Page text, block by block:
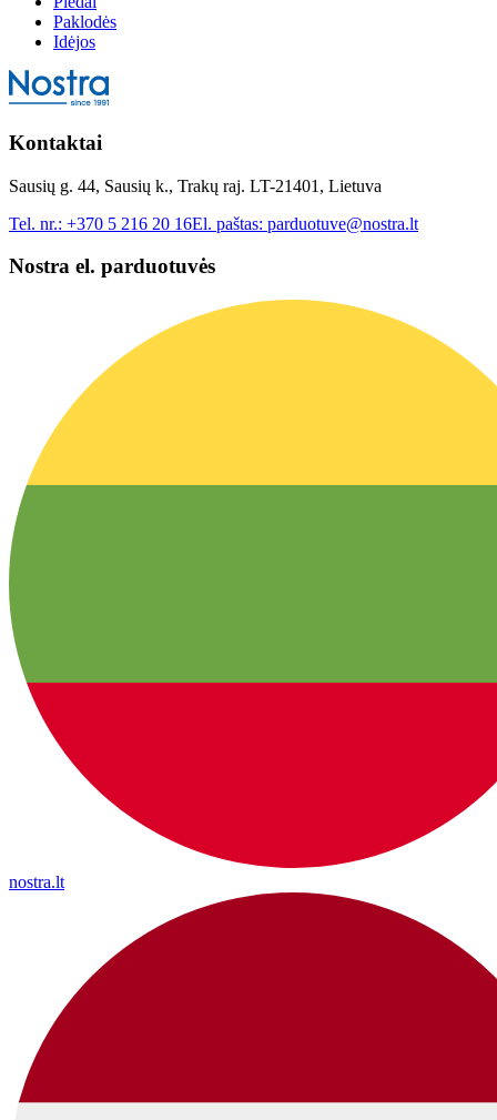
Paklodės
Idėjos
Kontaktai
Sausių g. 44, Sausių k., Trakų raj. LT-21401, Lietuva
Tel. nr.: +370 5 216 20 16El. paštas: parduotuve@nostra.lt
Nostra el. parduotuvės
nostra.lt